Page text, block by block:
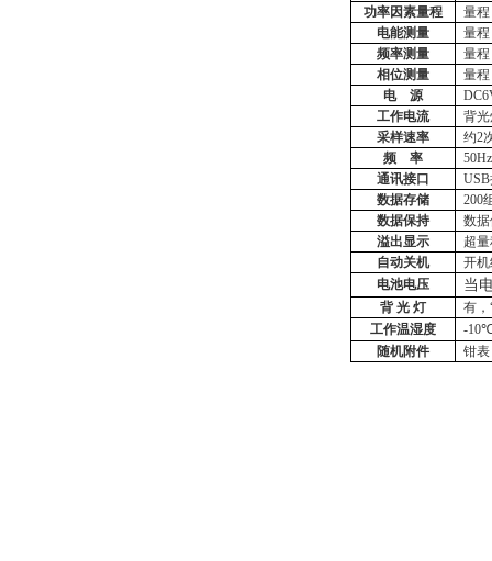
功率因素量程
量
电能测量
量
频率测量
量
相位测量
量
电
源
工作电流
背
采样速率
约2
频
率
通讯接口
数据存储
200
数据保持
数
溢出显示
超
自动关机
开
电池电压
当
背 光 灯 有，
工作温湿度
-
随机附件
钳